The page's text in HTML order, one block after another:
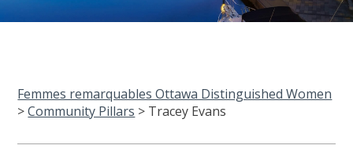
Femmes remarquables Ottawa Distinguished Women
>Community Pillars > Tracey Evans